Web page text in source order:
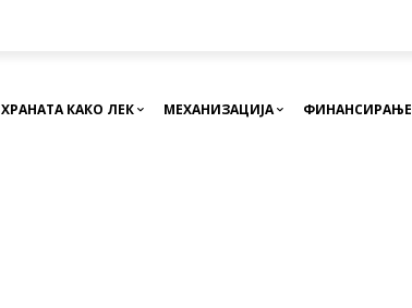
ХРАНАТА КАКО ЛЕК МЕХАНИЗАЦИЈА ФИНАНСИРАЊЕ